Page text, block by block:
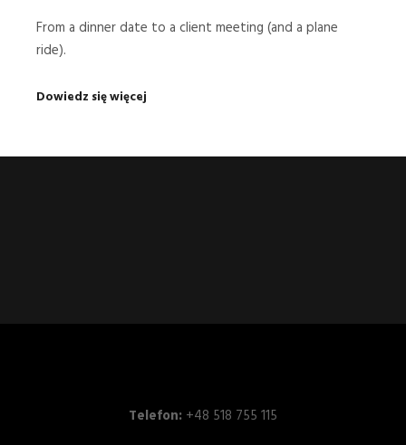
From a dinner date to a client meeting (and a plane
ride).
Dowiedz się więcej
Telefon: +48 518 755 115